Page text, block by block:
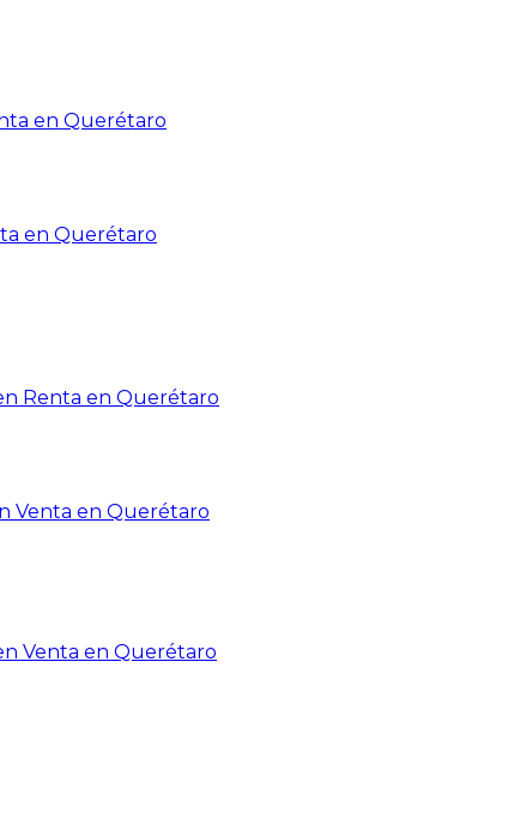
en Querétaro
en Querétaro
Renta en Querétaro
Venta en Querétaro
Venta en Querétaro